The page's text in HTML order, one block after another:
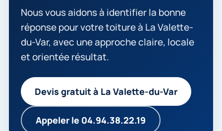
Nous vous aidons à identifier la bonne
réponse pour votre toiture à La Valette-
du-Var, avec une approche claire, locale
et orientée résultat.
Devis gratuit à La Valette-du-Var
Appeler le 04.94.38.22.19